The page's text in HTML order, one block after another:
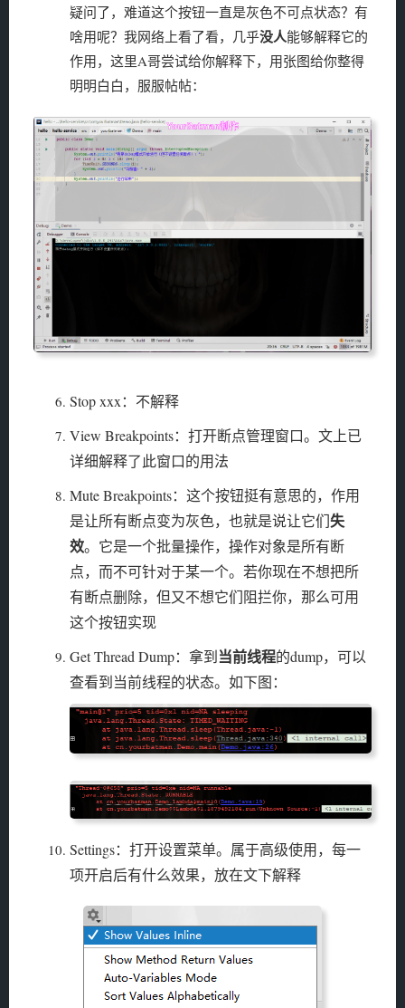
疑问了，难道这个按钮一直是灰色不可点状态？有
啥用呢？我网络上看了看，几乎没人能够解释它的
作用，这里A哥尝试给你解释下，用张图给你整得
明明白白，服服帖帖：
Stop xxx：不解释
View Breakpoints：打开断点管理窗口。文上已
详细解释了此窗口的用法
Mute Breakpoints：这个按钮挺有意思的，作用
是让所有断点变为灰色，也就是说让它们失
效。它是一个批量操作，操作对象是所有断
点，而不可针对于某一个。若你现在不想把所
有断点删除，但又不想它们阻拦你，那么可用
这个按钮实现
Get Thread Dump：拿到当前线程的dump，可以
查看到当前线程的状态。如下图：
Settings：打开设置菜单。属于高级使用，每一
项开启后有什么效果，放在文下解释